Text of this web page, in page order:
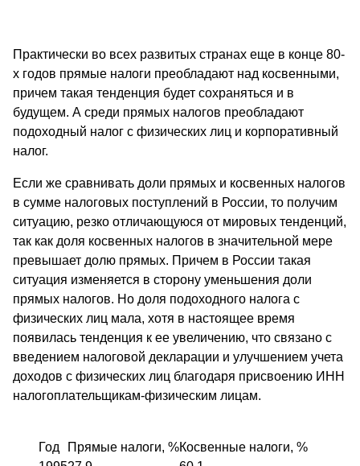
Практически во всех развитых странах еще в конце 80-
х годов прямые налоги преобладают над косвенными,
причем такая тенденция будет сохраняться и в
будущем. А среди прямых налогов преобладают
подоходный налог с физических лиц и корпоративный
налог.
Если же сравнивать доли прямых и косвенных налогов
в сумме налоговых поступлений в России, то получим
ситуацию, резко отличающуюся от мировых тенденций,
так как доля косвенных налогов в значительной мере
превышает долю прямых. Причем в России такая
ситуация изменяется в сторону уменьшения доли
прямых налогов. Но доля подоходного налога с
физических лиц мала, хотя в настоящее время
появилась тенденция к ее увеличению, что связано с
введением налоговой декларации и улучшением учета
доходов с физических лиц благодаря присвоению ИНН
налогоплательщикам-физическим лицам.
Год Прямые налоги, %Косвенные налоги, %